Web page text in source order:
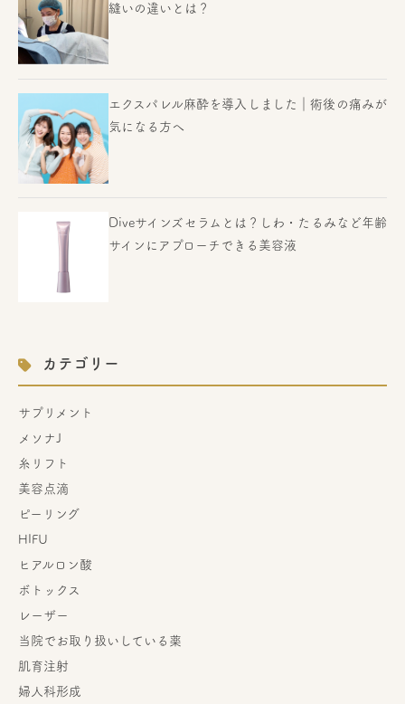
縫いの違いとは？
エクスパレル麻酔を導入しました｜術後の痛みが
気になる方へ
Diveサインズセラムとは？しわ・たるみなど年齢
サインにアプローチできる美容液
カテゴリー
サプリメント
メソナJ
糸リフト
美容点滴
ピーリング
HIFU
ヒアルロン酸
ボトックス
レーザー
当院でお取り扱いしている薬
肌育注射
婦人科形成